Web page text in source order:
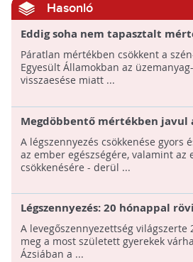
Hasonló
Eddig soha nem tapasztalt
szén-dioxid-kibocsátás az
Páratlan mértékben csökkent a
Egyesült Államokban az
visszaesése miatt ...
Megdöbbentő mértékben javul
egészsége a légszennyezés
A légszennyezés csökkenése gyors
az ember egészségére, valamint az
csökkenésére - derül ...
Légszennyezés: 20 hónappal
élhetnek a most született
A levegőszennyezettség
meg a most született gyerekek
Ázsiában a ...